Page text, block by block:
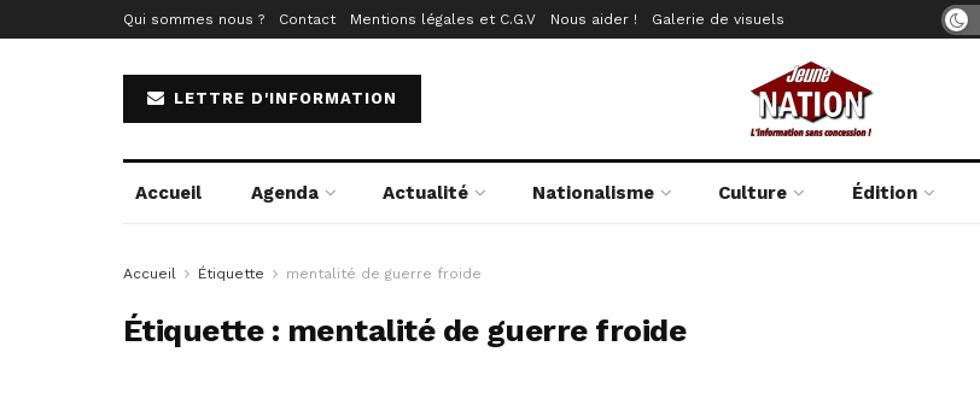
Qui sommes nous ? Contact Mentions légales et C.G.V Nous aider ! Galerie de visuels
LETTRE D'INFORMATION
Accueil Agenda Actualité Nationalisme Culture Édition
Accueil Étiquette mentalité de guerre froide
Étiquette : mentalité de guerre froide